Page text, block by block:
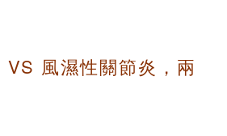
風濕性關節炎，兩